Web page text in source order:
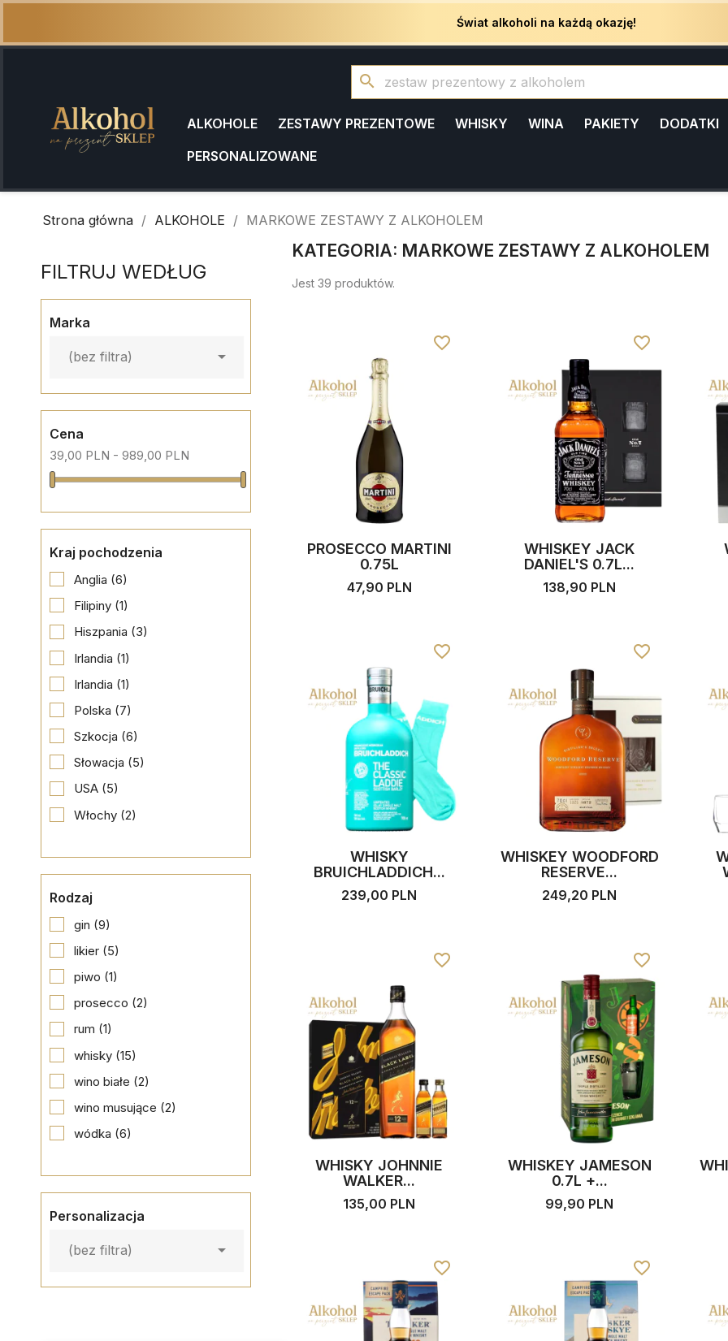
Świat alkoholi na każdą okazję!
search
ALKOHOLE ZESTAWY PREZENTOWE WHISKY WINA PAKIETY DODATKI
PERSONALIZOWANE
Strona główna ALKOHOLE MARKOWE ZESTAWY Z ALKOHOLEM
FILTRUJ WEDŁUG
Marka
(bez filtra) 
Cena
39,00 PLN - 989,00 PLN
Kraj pochodzenia
Anglia (6)
Filipiny (1)
Hiszpania (3)
Irlandia (1)
Irlandia (1)
Polska (7)
Szkocja (6)
Słowacja (5)
USA (5)
Włochy (2)
Rodzaj
gin (9)
likier (5)
piwo (1)
prosecco (2)
rum (1)
whisky (15)
wino białe (2)
wino musujące (2)
wódka (6)
Personalizacja
(bez filtra) 
KATEGORIA: MARKOWE ZESTAWY Z ALKOHOLEM
Jest 39 produktów.
PROSECCO MARTINI
0.75L
47,90 PLN
favorite_border
WHISKEY JACK
DANIEL'S 0.7L...
138,90 PLN
favorite_border
WHISKY
BRUICHLADDICH...
239,00 PLN
favorite_border
WHISKEY WOODFORD
RESERVE...
249,20 PLN
favorite_border
WHISKY JOHNNIE
WALKER...
135,00 PLN
favorite_border
WHISKEY JAMESON
0.7L +...
99,90 PLN
favorite_border
favorite_border favorite_border